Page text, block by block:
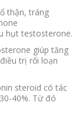
thận, tráng
hụt testosterone.
giúp tăng
trị rối loạn
steroid có tác
40%. Từ đó